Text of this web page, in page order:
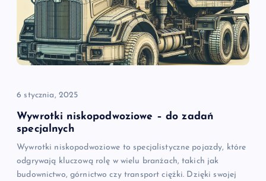
6 stycznia, 2025
Wywrotki niskopodwoziowe – do zadań
specjalnych
Wywrotki niskopodwoziowe to specjalistyczne pojazdy, które
odgrywają kluczową rolę w wielu branżach, takich jak
budownictwo, górnictwo czy transport ciężki. Dzięki swojej